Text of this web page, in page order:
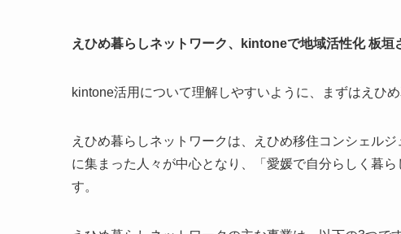
えひめ暮らしネットワーク、kintoneで地域活性化 板垣
kintone活用について理解しやすいように、まずはえひ
えひめ暮らしネットワークは、えひめ移住コンシェル
に集まった人々が中心となり、「愛媛で自分らしく暮
す。